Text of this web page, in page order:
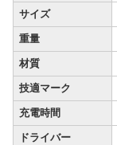
サイズ
重量
材質
技適マーク
充電時間
ドライバー